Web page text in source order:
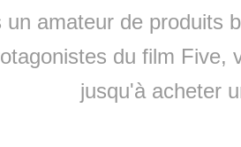
un amateur de produits
du film Five,
jusqu'à acheter